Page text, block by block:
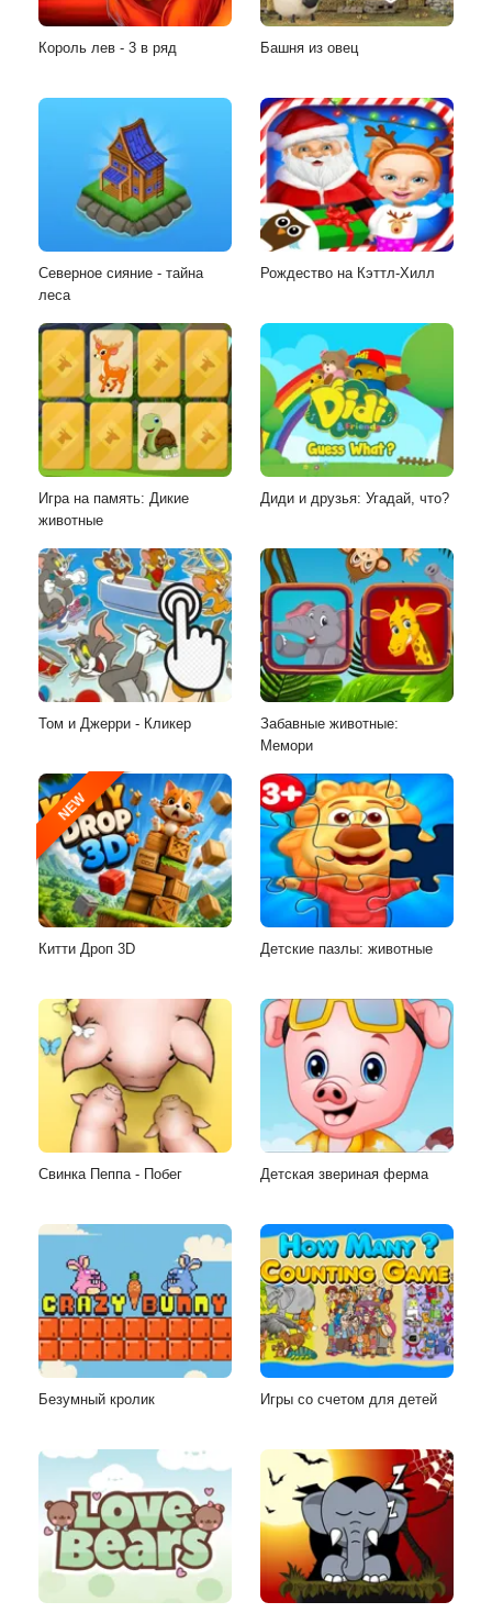
Король лев - 3 в ряд Башня из овец
Северное сияние - тайна
леса
Рождество на Кэттл-Хилл
Игра на память: Дикие
животные
Диди и друзья: Угадай, что?
Том и Джерри - Кликер
Забавные животные:
Мемори
NEW
Китти Дроп 3D Детские пазлы: животные
Свинка Пеппа - Побег Детская звериная ферма
Безумный кролик Игры со счетом для детей